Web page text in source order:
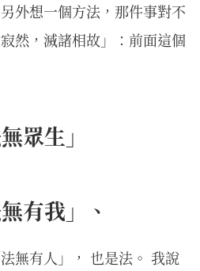
外想一個方法，那件事對不
然，滅諸相故」：前面這個
眾生」
有我」、
無有人」， 也是法。 我說